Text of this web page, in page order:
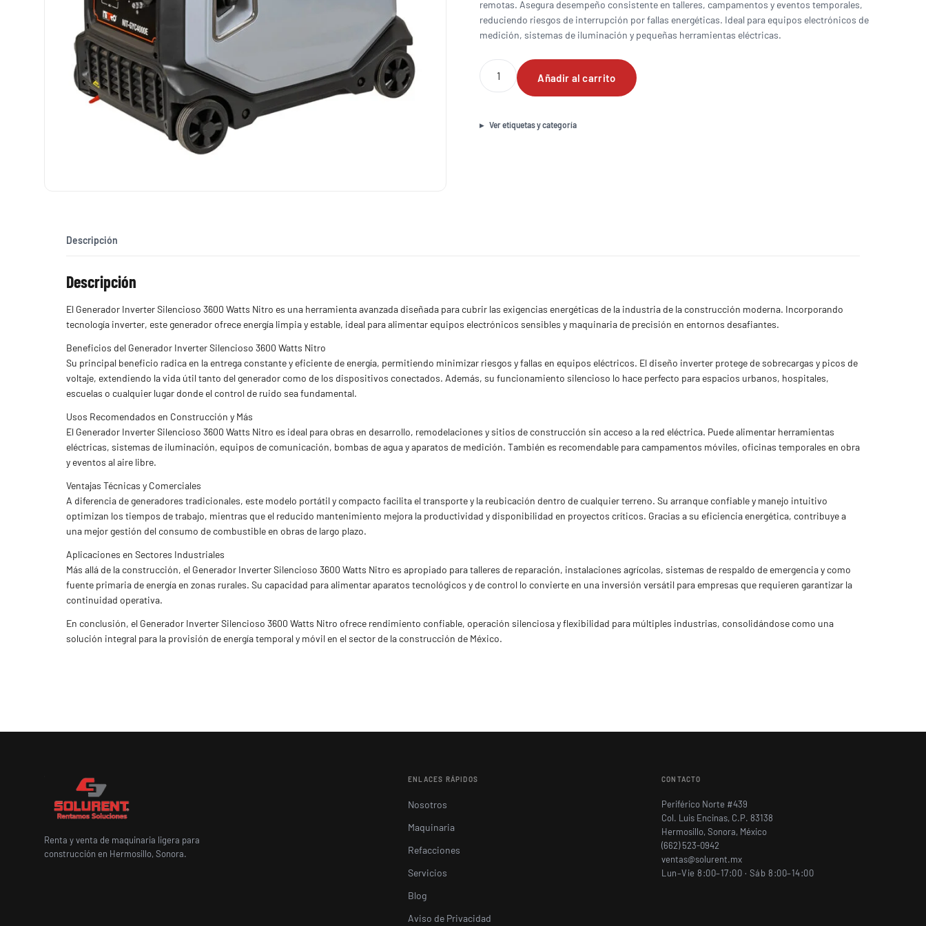
remotas. Asegura desempeño consistente en talleres, campamentos y eventos temporales,
reduciendo riesgos de interrupción por fallas energéticas. Ideal para equipos electrónicos de
medición, sistemas de iluminación y pequeñas herramientas eléctricas.
Generador
Inverter
Silencioso
Watts
Añadir al carrito
Ver etiquetas y categoría
Descripción
Descripción
El Generador Inverter Silencioso 3600 Watts Nitro es una herramienta avanzada diseñada para cubrir las exigencias energéticas de la industria de la construcción moderna. Incorporando
tecnología inverter, este generador ofrece energía limpia y estable, ideal para alimentar equipos electrónicos sensibles y maquinaria de precisión en entornos desafiantes.
Beneficios del Generador Inverter Silencioso 3600 Watts Nitro
Su principal beneficio radica en la entrega constante y eficiente de energía, permitiendo minimizar riesgos y fallas en equipos eléctricos. El diseño inverter protege de sobrecargas y picos de
voltaje, extendiendo la vida útil tanto del generador como de los dispositivos conectados. Además, su funcionamiento silencioso lo hace perfecto para espacios urbanos, hospitales,
escuelas o cualquier lugar donde el control de ruido sea fundamental.
Usos Recomendados en Construcción y Más
El Generador Inverter Silencioso 3600 Watts Nitro es ideal para obras en desarrollo, remodelaciones y sitios de construcción sin acceso a la red eléctrica. Puede alimentar herramientas
eléctricas, sistemas de iluminación, equipos de comunicación, bombas de agua y aparatos de medición. También es recomendable para campamentos móviles, oficinas temporales en obra
y eventos al aire libre.
Ventajas Técnicas y Comerciales
A diferencia de generadores tradicionales, este modelo portátil y compacto facilita el transporte y la reubicación dentro de cualquier terreno. Su arranque confiable y manejo intuitivo
optimizan los tiempos de trabajo, mientras que el reducido mantenimiento mejora la productividad y disponibilidad en proyectos críticos. Gracias a su eficiencia energética, contribuye a
una mejor gestión del consumo de combustible en obras de largo plazo.
Aplicaciones en Sectores Industriales
Más allá de la construcción, el Generador Inverter Silencioso 3600 Watts Nitro es apropiado para talleres de reparación, instalaciones agrícolas, sistemas de respaldo de emergencia y como
fuente primaria de energía en zonas rurales. Su capacidad para alimentar aparatos tecnológicos y de control lo convierte en una inversión versátil para empresas que requieren garantizar la
continuidad operativa.
En conclusión, el Generador Inverter Silencioso 3600 Watts Nitro ofrece rendimiento confiable, operación silenciosa y flexibilidad para múltiples industrias, consolidándose como una
solución integral para la provisión de energía temporal y móvil en el sector de la construcción de México.
Renta y venta de maquinaria ligera para
construcción en Hermosillo, Sonora.
ENLACES RÁPIDOS
Nosotros
Maquinaria
Refacciones
Servicios
Blog
Aviso de Privacidad
CONTACTO
Periférico Norte #439
Col. Luis Encinas, C.P. 83138
Hermosillo, Sonora, México
(662) 523-0942
ventas@solurent.mx
Lun–Vie 8:00–17:00 · Sáb 8:00–14:00